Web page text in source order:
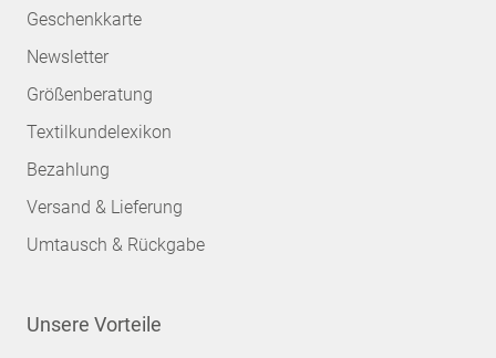
Geschenkkarte
Newsletter
Größenberatung
Textilkundelexikon
Bezahlung
Versand & Lieferung
Umtausch & Rückgabe
Unsere Vorteile